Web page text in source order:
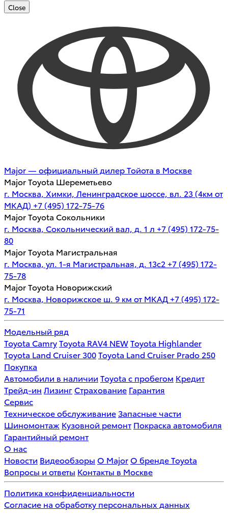
Close
Major — официальный дилер Тойота в Москве
Major Toyota Шереметьево
г. Москва, Химки, Ленинградское шоссе, вл. 23 (4км от
МКАД) +7 (495) 172-75-76
Major Toyota Сокольники
г. Москва, Сокольнический вал, д. 1 л +7 (495) 172-75-
80
Major Toyota Магистральная
г. Москва, ул. 1-я Магистральная, д. 13с2 +7 (495) 172-
75-78
Major Toyota Новорижский
г. Москва, Новорижское ш. 9 км от МКАД +7 (495) 172-
75-71
Модельный ряд
Toyota CamryToyota RAV4 NEWToyota Highlander
Toyota Land Cruiser 300Toyota Land Cruiser Prado 250
Покупка
Автомобили в наличии Toyota с пробегом Кредит
Трейд-ин Лизинг Страхование Гарантия
Сервис
Техническое обслуживаниеЗапасные части
Шиномонтаж Кузовной ремонт Покраска автомобиля
Гарантийный ремонт
О нас
Новости Видеообзоры О Major О бренде Toyota
Вопросы и ответы Контакты в Москве
Политика конфиденциальности
Согласие на обработку персональных данных